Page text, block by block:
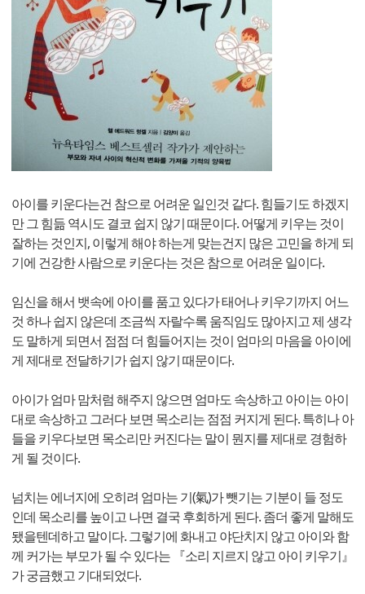
아이를 키운다는건 참으로 어려운 일인것 같다. 힘들기도 하겠지
만 그 힘듦 역시도 결코 쉽지 않기 때문이다. 어떻게 키우는 것이
잘하는 것인지, 이렇게 해야 하는게 맞는건지 많은 고민을 하게 되
기에 건강한 사람으로 키운다는 것은 참으로 어려운 일이다.
임신을 해서 뱃속에 아이를 품고 있다가 태어나 키우기까지 어느
것 하나 쉽지 않은데 조금씩 자랄수록 움직임도 많아지고 제 생각
도 말하게 되면서 점점 더 힘들어지는 것이 엄마의 마음을 아이에
게 제대로 전달하기가 쉽지 않기 때문이다.
아이가 엄마 맘처럼 해주지 않으면 엄마도 속상하고 아이는 아이
대로 속상하고 그러다 보면 목소리는 점점 커지게 된다. 특히나 아
들을 키우다보면 목소리만 커진다는 말이 뭔지를 제대로 경험하
게 될 것이다.
넘치는 에너지에 오히려 엄마는 기(氣)가 뺏기는 기분이 들 정도
인데 목소리를 높이고 나면 결국 후회하게 된다. 좀더 좋게 말해도
됐을텐데하고 말이다. 그렇기에 화내고 야단치지 않고 아이와 함
께 커가는 부모가 될 수 있다는 『소리 지르지 않고 아이 키우기』
가 궁금했고 기대되었다.